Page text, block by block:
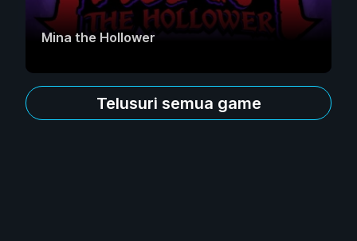
Mina the Hollower
Telusuri semua game